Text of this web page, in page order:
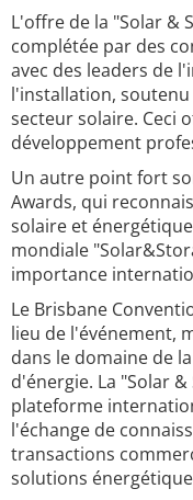
L'offre de la "Solar &
complétée par des
avec des leaders de
l'installation,
secteur solaire. Ceci
développement
Un autre point fort
Awards, qui
solaire et
mondiale
importance
Le Brisbane
lieu de l'événement,
dans le domaine de
d'énergie. La "Solar
plateforme
l'échange de
transactions
solutions